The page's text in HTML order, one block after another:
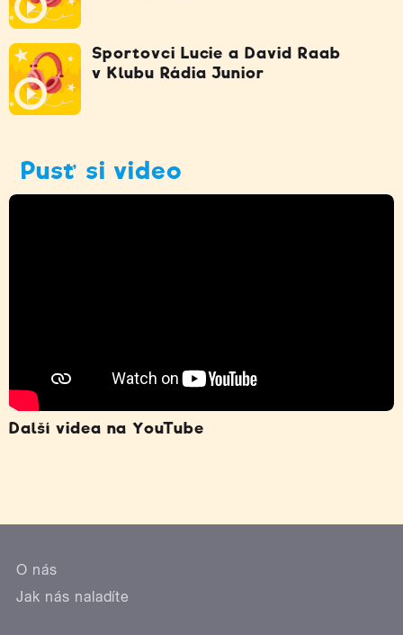
Sportovci Lucie a David Raab
v Klubu Rádia Junior
Pusť si video
Další videa na YouTube
O nás
Jak nás naladíte